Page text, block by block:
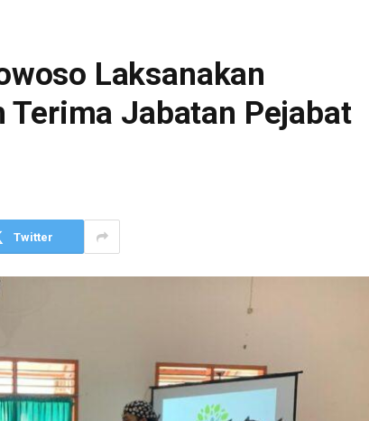
Laksanakan
Terima Jabatan Pejabat
Twitter